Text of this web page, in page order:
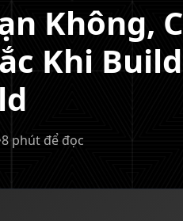
Không,
Khi
8 phút để đọc